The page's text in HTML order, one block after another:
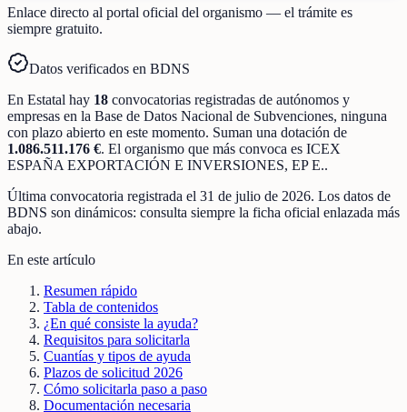
Enlace directo al portal oficial del organismo — el trámite es
siempre gratuito.
Datos verificados en BDNS
En Estatal hay 18 convocatorias registradas de autónomos y
empresas en la Base de Datos Nacional de Subvenciones, ninguna
con plazo abierto en este momento. Suman una dotación de
1.086.511.176 €. El organismo que más convoca es ICEX
ESPAÑA EXPORTACIÓN E INVERSIONES, EP E..
Última convocatoria registrada el 31 de julio de 2026. Los datos de
BDNS son dinámicos: consulta siempre la ficha oficial enlazada más
abajo.
En este artículo
Resumen rápido
Tabla de contenidos
¿En qué consiste la ayuda?
Requisitos para solicitarla
Cuantías y tipos de ayuda
Plazos de solicitud 2026
Cómo solicitarla paso a paso
Documentación necesaria